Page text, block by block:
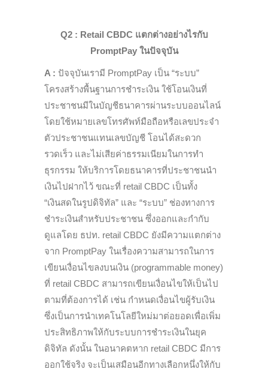
Q2 : Retail CBDC แตกต่างอย่างไรกับ
PromptPay ในปัจจุบัน
A : ปัจจุบันเรามี PromptPay เป็น “ระบบ”
โครงสร้างพื้นฐานการชำระเงิน ใช้โอนเงินที่
ประชาชนมีในบัญชีธนาคารผ่านระบบออนไลน์
โดยใช้หมายเลขโทรศัพท์มือถือหรือเลขประจำ
ตัวประชาชนแทนเลขบัญชี โอนได้สะดวก
รวดเร็ว และไม่เสียค่าธรรมเนียมในการทำ
ธุรกรรม ให้บริการโดยธนาคารที่ประชาชนนำ
เงินไปฝากไว้ ขณะที่ retail CBDC เป็นทั้ง
“เงินสดในรูปดิจิทัล” และ “ระบบ” ช่องทางการ
ชำระเงินสำหรับประชาชน ซึ่งออกและกำกับ
ดูแลโดย ธปท. retail CBDC ยังมีความแตกต่าง
จาก PromptPay ในเรื่องความสามารถในการ
เขียนเงื่อนไขลงบนเงิน (programmable money)
ที่ retail CBDC สามารถเขียนเงื่อนไขให้เป็นไป
ตามที่ต้องการได้ เช่น กำหนดเงื่อนไขผู้รับเงิน
ซึ่งเป็นการนำเทคโนโลยีใหม่มาต่อยอดเพื่อเพิ่ม
ประสิทธิภาพให้กับระบบการชำระเงินในยุค
ดิจิทัล ดังนั้น ในอนาคตหาก retail CBDC มีการ
ออกใช้จริง จะเป็นเสมือนอีกทางเลือกหนึ่งให้กับ